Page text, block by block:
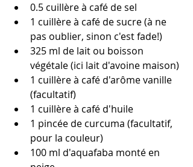
0.5 cuillère à café de sel
1 cuillère à café de sucre (à ne
pas oublier, sinon c'est fade!)
325 ml de lait ou boisson
végétale (ici lait d'avoine maison)
1 cuillère à café d'arôme vanille
(facultatif)
1 cuillère à café d'huile
1 pincée de curcuma (facultatif,
pour la couleur)
100 ml d'aquafaba monté en